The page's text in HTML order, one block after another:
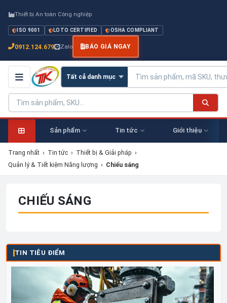
Thiết bị An toàn Công nghiệp
ISO 9001 LOTO CERTIFIED OSHA COMPLIANT
0912.124.679 Zalo BÁO GIÁ NGAY
Sản phẩm Tin tức Giới thiệu
Trang nhất › Tin tức › Thiết bị & Giải pháp ›
Quản lý & Tiết kiệm Năng lượng › Chiếu sáng
CHIẾU SÁNG
TIN TIÊU ĐIỂM